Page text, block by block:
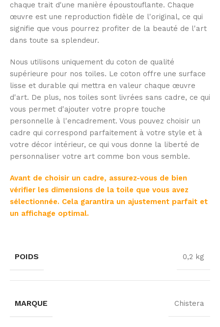
chaque trait d'une manière époustouflante. Chaque
œuvre est une reproduction fidèle de l'original, ce qui
signifie que vous pourrez profiter de la beauté de l'art
dans toute sa splendeur.
Nous utilisons uniquement du coton de qualité
supérieure pour nos toiles. Le coton offre une surface
lisse et durable qui mettra en valeur chaque œuvre
d'art. De plus, nos toiles sont livrées sans cadre, ce qui
vous permet d'ajouter votre propre touche
personnelle à l'encadrement. Vous pouvez choisir un
cadre qui correspond parfaitement à votre style et à
votre décor intérieur, ce qui vous donne la liberté de
personnaliser votre art comme bon vous semble.
Avant de choisir un cadre, assurez-vous de bien
vérifier les dimensions de la toile que vous avez
sélectionnée. Cela garantira un ajustement parfait et
un affichage optimal.
POIDS 0,2 kg
MARQUE Chistera